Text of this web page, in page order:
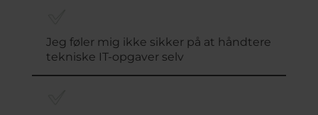
Jeg føler mig ikke sikker på at håndtere
tekniske IT-opgaver selv